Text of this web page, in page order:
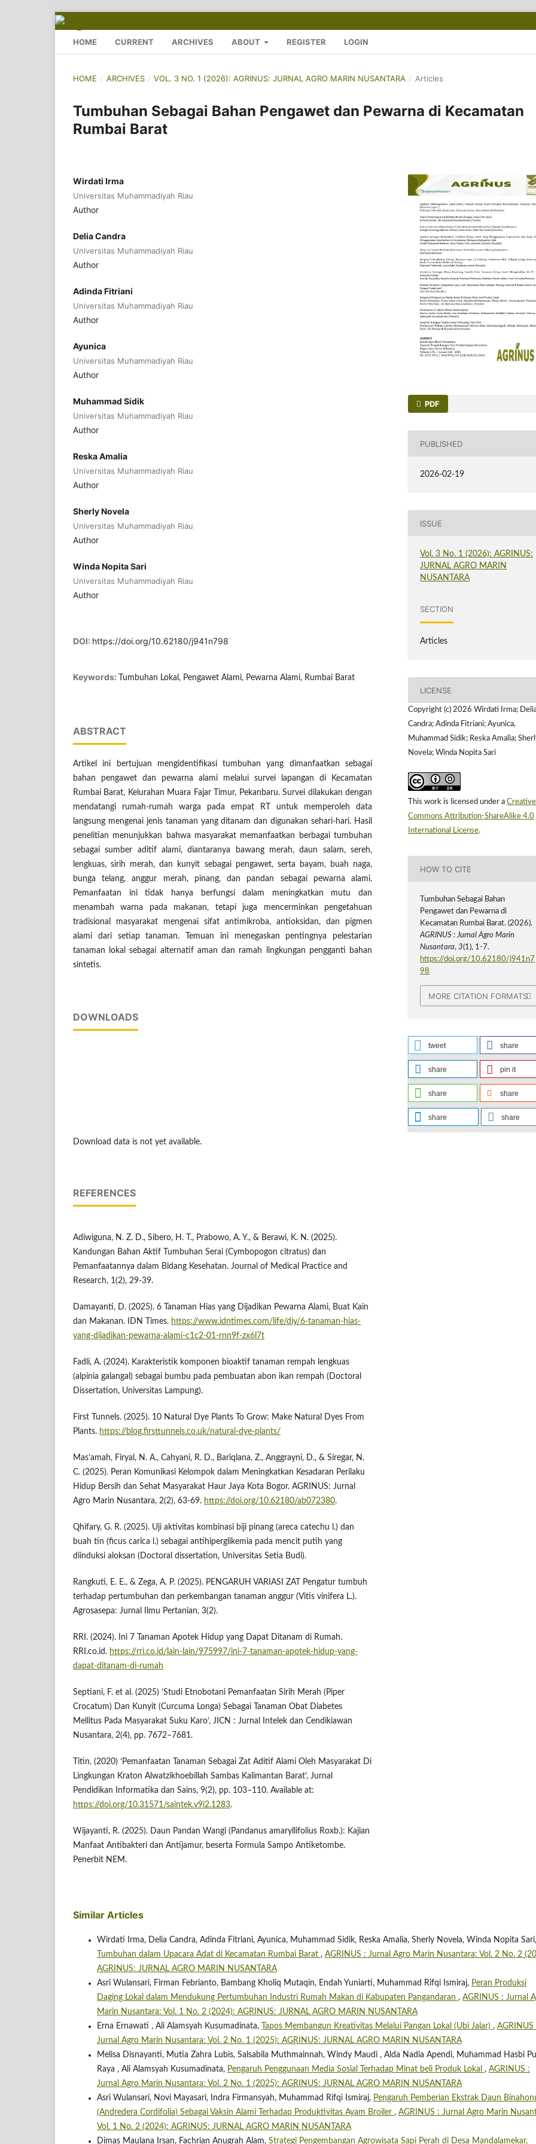
HOME CURRENT ARCHIVES ABOUT REGISTER LOGIN
HOME / ARCHIVES / VOL. 3 NO. 1 (2026): AGRINUS: JURNAL AGRO MARIN NUSANTARA / Articles
Tumbuhan Sebagai Bahan Pengawet dan Pewarna di Kecamatan
Rumbai Barat
Wirdati Irma
Universitas Muhammadiyah Riau
Author
Delia Candra
Universitas Muhammadiyah Riau
Author
Adinda Fitriani
Universitas Muhammadiyah Riau
Author
Ayunica
Universitas Muhammadiyah Riau
Author
Muhammad Sidik
Universitas Muhammadiyah Riau
Author
Reska Amalia
Universitas Muhammadiyah Riau
Author
Sherly Novela
Universitas Muhammadiyah Riau
Author
Winda Nopita Sari
Universitas Muhammadiyah Riau
Author
DOI: https://doi.org/10.62180/j941n798
Keywords: Tumbuhan Lokal, Pengawet Alami, Pewarna Alami, Rumbai Barat
ABSTRACT
Artikel ini bertujuan mengidentifikasi tumbuhan yang dimanfaatkan sebagai
bahan pengawet dan pewarna alami melalui survei lapangan di Kecamatan
Rumbai Barat, Kelurahan Muara Fajar Timur, Pekanbaru. Survei dilakukan dengan
mendatangi rumah-rumah warga pada empat RT untuk memperoleh data
langsung mengenai jenis tanaman yang ditanam dan digunakan sehari-hari. Hasil
penelitian menunjukkan bahwa masyarakat memanfaatkan berbagai tumbuhan
sebagai sumber aditif alami, diantaranya bawang merah, daun salam, sereh,
lengkuas, sirih merah, dan kunyit sebagai pengawet, serta bayam, buah naga,
bunga telang, anggur merah, pinang, dan pandan sebagai pewarna alami.
Pemanfaatan ini tidak hanya berfungsi dalam meningkatkan mutu dan
menambah warna pada makanan, tetapi juga mencerminkan pengetahuan
tradisional masyarakat mengenai sifat antimikroba, antioksidan, dan pigmen
alami dari setiap tanaman. Temuan ini menegaskan pentingnya pelestarian
tanaman lokal sebagai alternatif aman dan ramah lingkungan pengganti bahan
sintetis.
DOWNLOADS
Download data is not yet available.
REFERENCES
Adiwiguna, N. Z. D., Sibero, H. T., Prabowo, A. Y., & Berawi, K. N. (2025).
Kandungan Bahan Aktif Tumbuhan Serai (Cymbopogon citratus) dan
Pemanfaatannya dalam Bidang Kesehatan. Journal of Medical Practice and
Research, 1(2), 29-39.
Damayanti, D. (2025). 6 Tanaman Hias yang Dijadikan Pewarna Alami, Buat Kain
dan Makanan. IDN Times. https://www.idntimes.com/life/diy/6-tanaman-hias-
yang-dijadikan-pewarna-alami-c1c2-01-rnn9f-zx6l7t
Fadli, A. (2024). Karakteristik komponen bioaktif tanaman rempah lengkuas
(alpinia galangal) sebagai bumbu pada pembuatan abon ikan rempah (Doctoral
Dissertation, Universitas Lampung).
First Tunnels. (2025). 10 Natural Dye Plants To Grow: Make Natural Dyes From
Plants. https://blog.firsttunnels.co.uk/natural-dye-plants/
Mas’amah, Firyal, N. A., Cahyani, R. D., Bariqlana, Z., Anggrayni, D., & Siregar, N.
C. (2025). Peran Komunikasi Kelompok dalam Meningkatkan Kesadaran Perilaku
Hidup Bersih dan Sehat Masyarakat Haur Jaya Kota Bogor. AGRINUS: Jurnal
Agro Marin Nusantara, 2(2), 63-69. https://doi.org/10.62180/ab072380.
Qhifary, G. R. (2025). Uji aktivitas kombinasi biji pinang (areca catechu l.) dan
buah tin (ficus carica l.) sebagai antihiperglikemia pada mencit putih yang
diinduksi aloksan (Doctoral dissertation, Universitas Setia Budi).
Rangkuti, E. E., & Zega, A. P. (2025). PENGARUH VARIASI ZAT Pengatur tumbuh
terhadap pertumbuhan dan perkembangan tanaman anggur (Vitis vinifera L.).
Agrosasepa: Jurnal Ilmu Pertanian, 3(2).
RRI. (2024). Ini 7 Tanaman Apotek Hidup yang Dapat Ditanam di Rumah.
RRI.co.id. https://rri.co.id/lain-lain/975997/ini-7-tanaman-apotek-hidup-yang-
dapat-ditanam-di-rumah
Septiani, F. et al. (2025) ‘Studi Etnobotani Pemanfaatan Sirih Merah (Piper
Crocatum) Dan Kunyit (Curcuma Longa) Sebagai Tanaman Obat Diabetes
Mellitus Pada Masyarakat Suku Karo’, JICN : Jurnal Intelek dan Cendikiawan
Nusantara, 2(4), pp. 7672–7681.
Titin. (2020) ‘Pemanfaatan Tanaman Sebagai Zat Aditif Alami Oleh Masyarakat Di
Lingkungan Kraton Alwatzikhoebillah Sambas Kalimantan Barat’, Jurnal
Pendidikan Informatika dan Sains, 9(2), pp. 103–110. Available at:
https://doi.org/10.31571/saintek.v9i2.1283.
Wijayanti, R. (2025). Daun Pandan Wangi (Pandanus amaryllifolius Roxb.): Kajian
Manfaat Antibakteri dan Antijamur, beserta Formula Sampo Antiketombe.
Penerbit NEM.
PDF
PUBLISHED
2026-02-19
ISSUE
Vol. 3 No. 1 (2026): AGRINUS:
JURNAL AGRO MARIN
NUSANTARA
SECTION
Articles
LICENSE
Copyright (c) 2026 Wirdati Irma;
Candra; Adinda Fitriani; Ayunica,
Muhammad Sidik; Reska Amalia;
Novela; Winda Nopita Sari
This work is licensed under a Creative
Commons Attribution-ShareAlike 4.0
International License.
HOW TO CITE
Tumbuhan Sebagai Bahan
Pengawet dan Pewarna di
Kecamatan Rumbai Barat. (2026).
AGRINUS : Jurnal Agro Marin
Nusantara,3(1), 1-7.
https://doi.org/10.62180/j941n7
98
MORE CITATION FORMATS
tweet share
share pin it
share share
share share
Similar Articles
Wirdati Irma, Delia Candra, Adinda Fitriani, Ayunica, Muhammad Sidik, Reska Amalia, Sherly Novela, Winda Nopita Sari,
Tumbuhan dalam Upacara Adat di Kecamatan Rumbai Barat , AGRINUS : Jurnal Agro Marin Nusantara: Vol. 2 No. 2
AGRINUS: JURNAL AGRO MARIN NUSANTARA
Asri Wulansari, Firman Febrianto, Bambang Kholiq Mutaqin, Endah Yuniarti, Muhammad Rifqi Ismiraj, Peran Produksi
Daging Lokal dalam Mendukung Pertumbuhan Industri Rumah Makan di Kabupaten Pangandaran , AGRINUS : Jurnal
Marin Nusantara: Vol. 1 No. 2 (2024): AGRINUS: JURNAL AGRO MARIN NUSANTARA
Erna Ernawati , Ali Alamsyah Kusumadinata,
Tapos Membangun Kreativitas Melalui Pangan Lokal (Ubi Jalar) , AGRINUS
Jurnal Agro Marin Nusantara: Vol. 2 No. 1 (2025): AGRINUS: JURNAL AGRO MARIN NUSANTARA
Melisa Disnayanti, Mutia Zahra Lubis, Salsabila Muthmainnah, Windy Maudi , Alda Nadia Apendi, Muhammad Hasbi
Raya , Ali Alamsyah Kusumadinata, Pengaruh Penggunaan Media Sosial Terhadap Minat beli Produk Lokal , AGRINUS :
Jurnal Agro Marin Nusantara: Vol. 2 No. 1 (2025): AGRINUS: JURNAL AGRO MARIN NUSANTARA
Asri Wulansari, Novi Mayasari, Indra Firmansyah, Muhammad Rifqi Ismiraj, Pengaruh Pemberian Ekstrak Daun
(Andredera Cordifolia) Sebagai Vaksin Alami Terhadap Produktivitas Ayam Broiler , AGRINUS : Jurnal Agro Marin
Vol. 1 No. 2 (2024): AGRINUS: JURNAL AGRO MARIN NUSANTARA
Dimas Maulana Irsan, Fachrian Anugrah Alam, Strategi Pengembangan Agrowisata Sapi Perah di Desa Mandalamekar,